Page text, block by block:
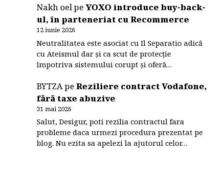
Nakh oelpeYOXO introduce buy-back-
ul, în parteneriat cu Recommerce
12 iunie 2026
Neutralitatea este asociat cu Il Separatio adică
cu Ateismul dar și ca scut de protecție
împotriva sistemului corupt și oferă…
BYTZApeReziliere contract Vodafone,
fără taxe abuzive
31 mai 2026
Salut, Desigur, poti rezilia contractul fara
probleme daca urmezi procedura prezentat pe
blog. Nu ezita sa apelezi la ajutorul celor…